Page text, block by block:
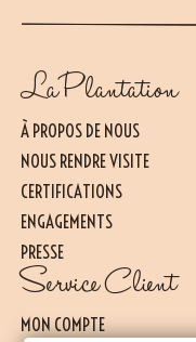
La Plantation
À PROPOS DE NOUS
NOUS RENDRE VISITE
CERTIFICATIONS
ENGAGEMENTS
PRESSE
Service Client
MON COMPTE
Essentiel
CES COOKIES SONT
Mesure d’audience